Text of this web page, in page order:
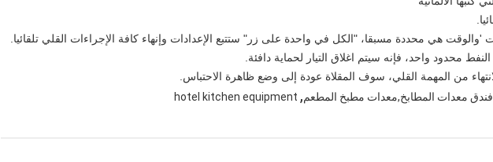
فندق معدات المطابخ,معدات مطبخ المطعم,
hotel kitchen equipment